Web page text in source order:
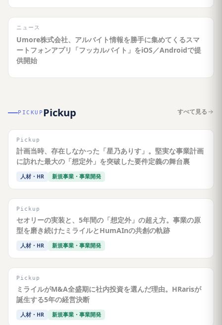
ニュース
Umore株式会社、アルバイト情報を勝手に集めてくるスマ
ートフォンアプリ「フッカルバイト」をiOS／Androidで提
供開始
PICKUP Pickup すべて見る
Pickup
計画当時、存在しなかった「星乃ありす」。堅実な事業計画
に訪れた最大の「想定外」を突破した要件定義の舞台裏
人材・HR 新規事業・事業開発
Pickup
セオリーの実装と、5年間の「想定外」の超え方。事業の原
型を磨き続けたミライルとHumAInの共創の軌跡
人材・HR 新規事業・事業開発
Pickup
ミライルがM&A全盛期に社内投資を選んだ理由。HRarisが
誕生する5年の経営決断
人材・HR 新規事業・事業開発